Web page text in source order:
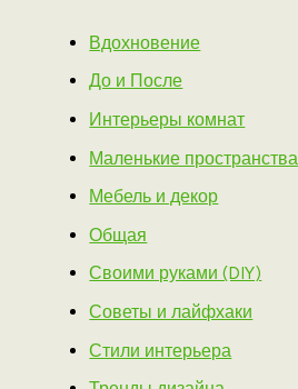
Вдохновение
До и После
Интерьеры комнат
Маленькие пространства
Мебель и декор
Общая
Своими руками (DIY)
Советы и лайфхаки
Стили интерьера